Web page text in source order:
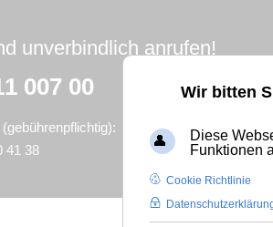
Wir bitten
Diese
Funktionen
Cookie Richtlinie
unverbindlich anrufen!
007 00
41 38